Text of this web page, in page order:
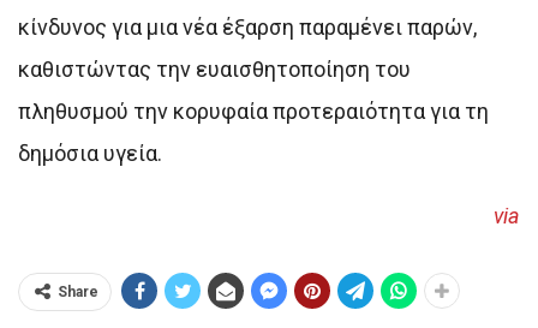
κίνδυνος για μια νέα έξαρση παραμένει παρών,
καθιστώντας την ευαισθητοποίηση του
πληθυσμού την κορυφαία προτεραιότητα για τη
δημόσια υγεία.
via
Share